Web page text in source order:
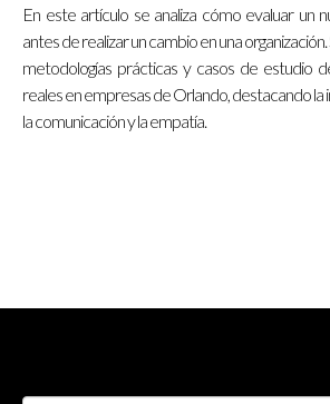
En este artículo se analiza cómo evaluar un
antes de realizar un cambio en una
metodologías prácticas y casos de estudio
reales en empresas de Orlando, destacando
la comunicación y la empatía.